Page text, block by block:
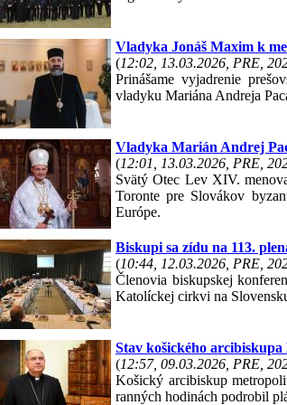
Vladyka Jonáš Maxim k
(12:02, 13.03.2026, PRE,
Prinášame vyjadrenie
vladyku Mariána Andreja
Vladyka Marián Andrej
(12:01, 13.03.2026, PRE,
Svätý Otec Lev XIV.
Toronte pre Slovákov
Európe.
Biskupi sa zídu na 113.
(10:44, 12.03.2026, PRE,
Členovia biskupskej
Katolíckej cirkvi na
Stav košického
(12:57, 09.03.2026, PRE,
Košický arcibiskup
ranných hodinách podrobil